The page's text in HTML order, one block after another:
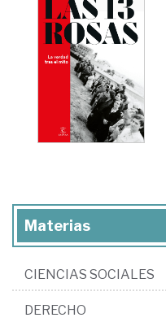
Materias
CIENCIAS SOCIALES
DERECHO